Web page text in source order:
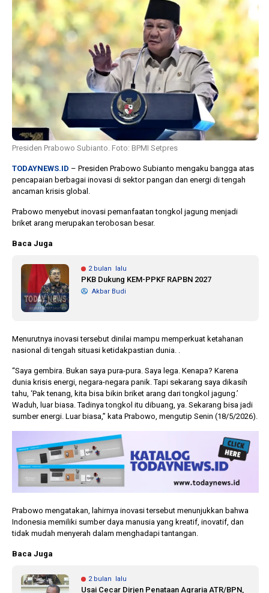
Presiden Prabowo Subianto. Foto: BPMI Setpres
TODAYNEWS.ID – Presiden Prabowo Subianto mengaku bangga atas
pencapaian berbagai inovasi di sektor pangan dan energi di tengah
ancaman krisis global.
Prabowo menyebut inovasi pemanfaatan tongkol jagung menjadi
briket arang merupakan terobosan besar.
Baca Juga
2 bulan lalu
PKB Dukung KEM-PPKF RAPBN 2027
Akbar Budi
Menurutnya inovasi tersebut dinilai mampu memperkuat ketahanan
nasional di tengah situasi ketidakpastian dunia. .
“Saya gembira. Bukan saya pura-pura. Saya lega. Kenapa? Karena
dunia krisis energi, negara-negara panik. Tapi sekarang saya dikasih
tahu, ‘Pak tenang, kita bisa bikin briket arang dari tongkol jagung.’
Waduh, luar biasa. Tadinya tongkol itu dibuang, ya. Sekarang bisa jadi
sumber energi. Luar biasa,” kata Prabowo, mengutip Senin (18/5/2026).
Prabowo mengatakan, lahirnya inovasi tersebut menunjukkan bahwa
Indonesia memiliki sumber daya manusia yang kreatif, inovatif, dan
tidak mudah menyerah dalam menghadapi tantangan.
Baca Juga
2 bulan lalu
Usai Cecar Dirjen Penataan Agraria ATR/BPN,
10 bulan lalu
KPU Batalkan
Keputusan Dokumen
Capres-Cawapres
Dirahasiakan
Dorong
DPRD